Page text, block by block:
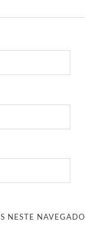
NESTE